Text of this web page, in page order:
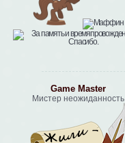
Game Master
Мистер неожиданность